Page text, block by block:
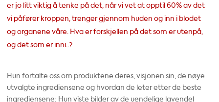
er jo litt viktig å tenke på det, når vi vet at opptil 60% av det
vi påfører kroppen, trenger gjennom huden og inn i blodet
og organene våre. Hva er forskjellen på det som er utenpå,
og det som er inni..?
Hun fortalte oss om produktene deres, visjonen sin, de nøye
utvalgte ingrediensene og hvordan de leter etter de beste
ingrediensene: Hun viste bilder av de uendelige lavendel